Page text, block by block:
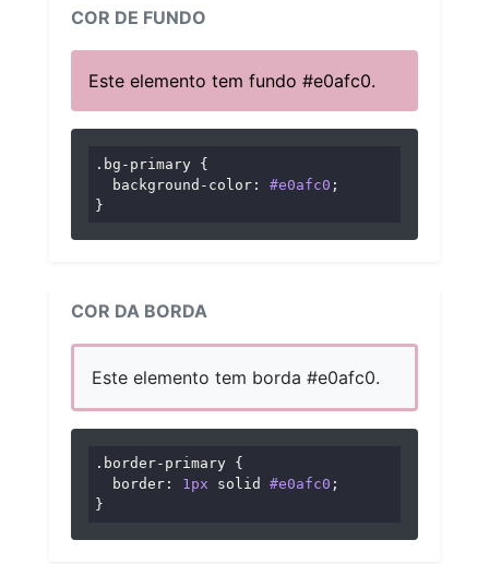
COR DE FUNDO
Este elemento tem fundo #e0afc0.
.bg-primary {
background-color : #e0afc0 ;
}
COR DA BORDA
Este elemento tem borda #e0afc0.
.border-primary {
border : 1px solid #e0afc0 ;
}